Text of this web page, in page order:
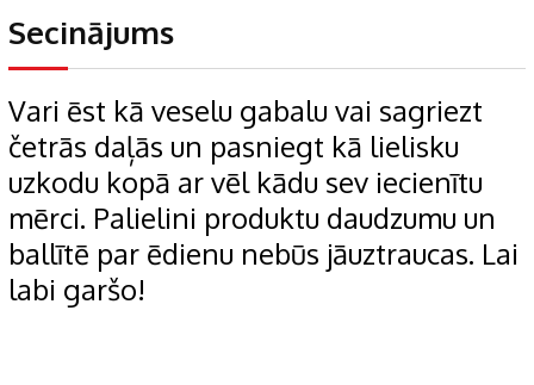
Secinājums
Vari ēst kā veselu gabalu vai sagriezt
četrās daļās un pasniegt kā lielisku
uzkodu kopā ar vēl kādu sev iecienītu
mērci. Palielini produktu daudzumu un
ballītē par ēdienu nebūs jāuztraucas. Lai
labi garšo!